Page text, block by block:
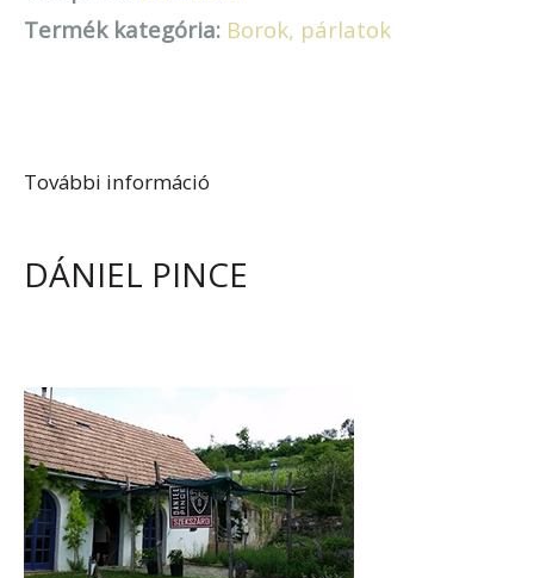
Termék kategória: Borok, párlatok
További információ
DÁNIEL PINCE